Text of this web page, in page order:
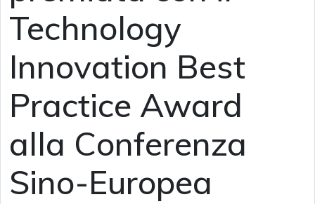
Technology
Innovation Best
Practice Award
alla Conferenza
Sino-Europea